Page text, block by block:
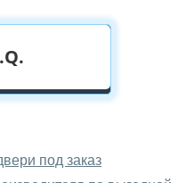
фаворит
под заказ